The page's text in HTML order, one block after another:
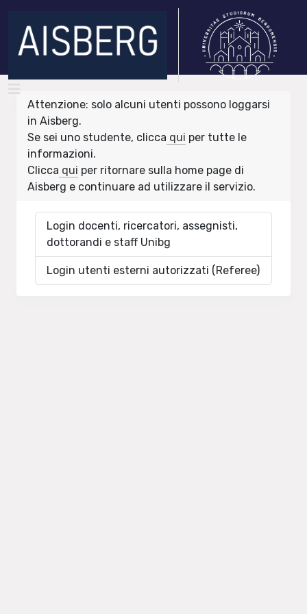
Attenzione: solo alcuni utenti possono loggarsi
in Aisberg.
Se sei uno studente, clicca qui per tutte le
informazioni.
Clicca qui per ritornare sulla home page di
Aisberg e continuare ad utilizzare il servizio.
Login docenti, ricercatori, assegnisti,
dottorandi e staff Unibg
Login utenti esterni autorizzati (Referee)